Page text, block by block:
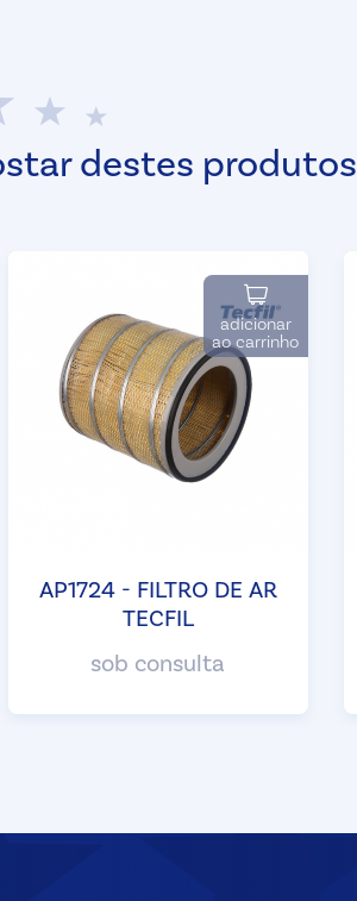
destes produtos
adicionar
ao carrinho
AP1724 - FILTRO DE AR
TECFIL
sob consulta